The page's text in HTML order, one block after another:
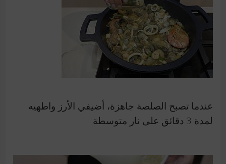
عندما تصبح الصلصة جاهزة، أضيفي الأرز واطهيه
لمدة 3 دقائق على نار متوسطة.